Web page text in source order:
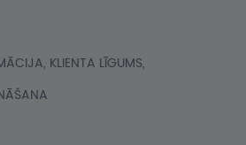
KLIENTA LĪGUMS,